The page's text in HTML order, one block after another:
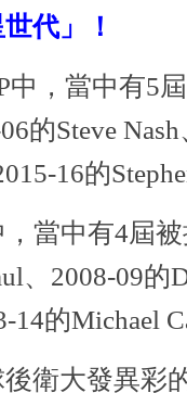
代」！
中，當中有5
的Steve
16的
當中有4屆
、2008-09的
14的Michael
衛大發異彩